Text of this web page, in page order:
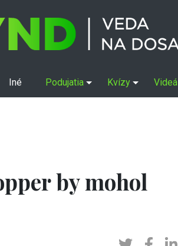
Iné Podujatia Kvízy Videá
by mohol